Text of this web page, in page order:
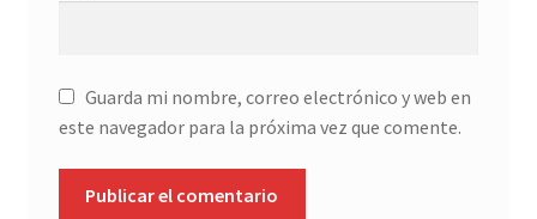
Guarda mi nombre, correo electrónico y web en
este navegador para la próxima vez que comente.